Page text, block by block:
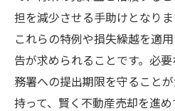
担を減少させる手助けとなりま
これらの特例や損失繰越を適
告が求められることです。必
務署への提出期限を守ること
持って、賢く不動産売却を進め